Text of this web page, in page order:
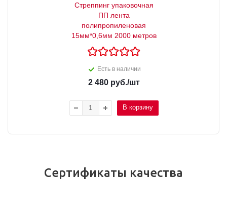
Стреппинг упаковочная
ПП лента
полипропиленовая
15мм*0,6мм 2000 метров
Есть в наличии
2 480руб./шт
В корзину
Сертификаты качества